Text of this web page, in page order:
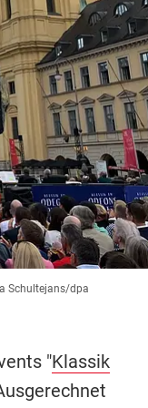
Schultejans/dpa
"Klassik